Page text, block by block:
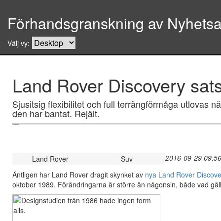
Förhandsgranskning av
Välj vy:
Land Rover Discovery
Sjusitsig flexibilitet och full terrängförmåga utlovas
den har bantat. Rejält.
2016-09-29
Land Rover
Suv
Äntligen har Land Rover dragit skynket av nya Land Rover
oktober 1989. Förändringarna är större än någonsin, både vad